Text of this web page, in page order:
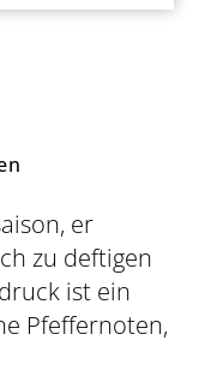
er
zu deftigen
ist ein
Pfeffernoten,